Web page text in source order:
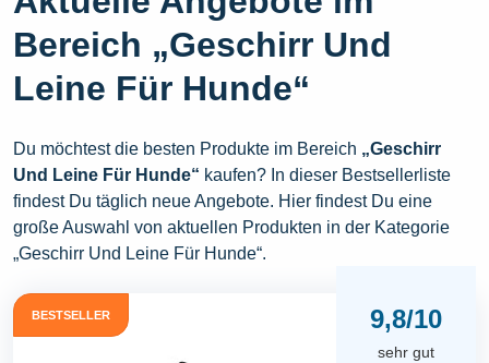
Bereich „Geschirr Und
Leine Für Hunde“
Du möchtest die besten Produkte im Bereich „Geschirr
Und Leine Für Hunde“ kaufen? In dieser Bestsellerliste
findest Du täglich neue Angebote. Hier findest Du eine
große Auswahl von aktuellen Produkten in der Kategorie
„Geschirr Und Leine Für Hunde“.
BESTSELLER 9,8/10
sehr gut